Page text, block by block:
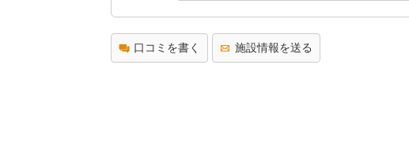
口コミを書く 施設情報を送る